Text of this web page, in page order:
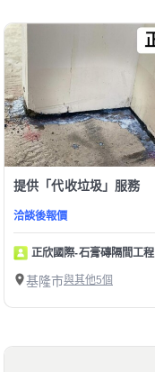
提供「代收垃圾」服務
洽談後報價
正欣國際-石膏磚隔間工程
基隆市與其他5個